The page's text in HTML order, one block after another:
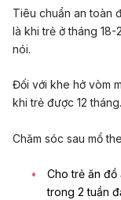
Tiêu chuẩn an toàn
là khi trẻ ở tháng
nói.
Đối với khe hở vòm
khi trẻ được 12 tháng.
Chăm sóc sau mổ
Cho trẻ ăn đồ
trong 2 tuần